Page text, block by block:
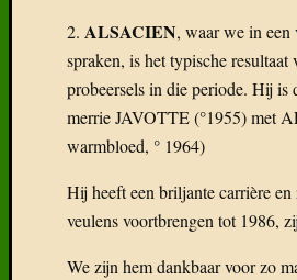
2. ALSACIEN, waar we in een
spraken, is het typische resultaat
probeersels in die periode. Hij is
merrie JAVOTTE (°1955) met
warmbloed, ° 1964)
Hij heeft een briljante carrière
veulens voortbrengen tot 1986,
We zijn hem dankbaar voor zo